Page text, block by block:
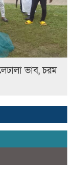
ভাব, চরম